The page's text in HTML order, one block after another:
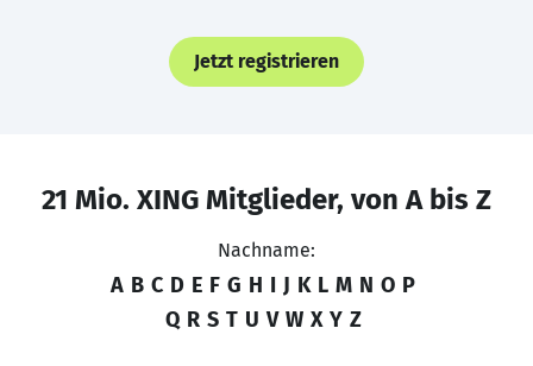
Jetzt registrieren
21 Mio. XING Mitglieder, von A bis Z
Nachname:
A B C D E F G H I J K L M N O P
Q R S T U V W X Y Z